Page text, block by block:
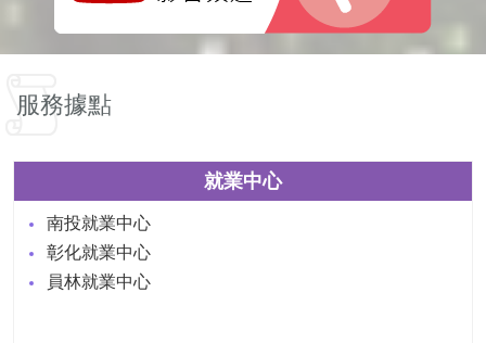
服務據點
就業中心
南投就業中心
彰化就業中心
員林就業中心